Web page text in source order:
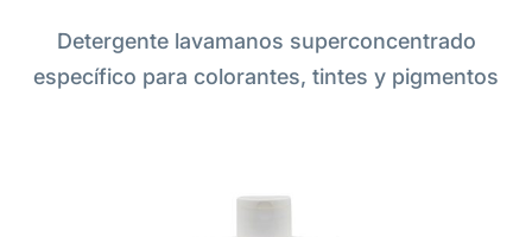
Detergente lavamanos superconcentrado
específico para colorantes, tintes y pigmentos